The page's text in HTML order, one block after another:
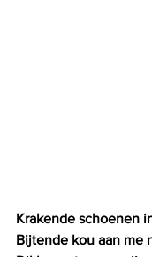
Krakende schoenen
Bijtende kou aan me